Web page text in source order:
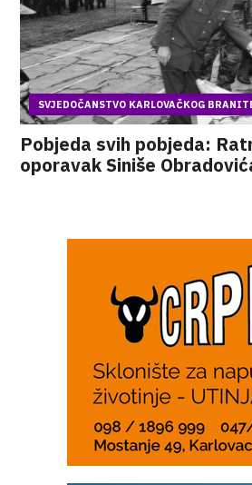
SVJEDOČANSTVO KARLOVAČKOG
Pobjeda svih pobjeda:
oporavak Siniše